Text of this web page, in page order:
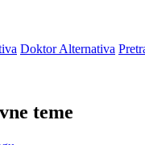
Doktor Alternativa
teme